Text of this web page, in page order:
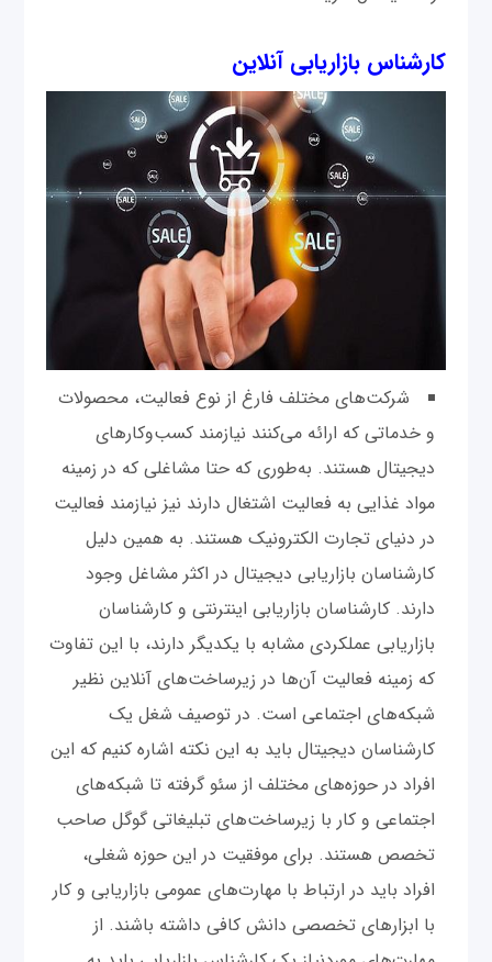
کارشناس بازاریابی آنلاین
‌شرکت‌های مختلف فارغ از نوع فعالیت، محصولات
و خدماتی که ارائه می‌کنند نیازمند کسب‌وکارهای
دیجیتال هستند. به‌طوری که حتا مشاغلی که در زمینه
مواد غذایی به فعالیت اشتغال دارند نیز نیازمند فعالیت
در دنیای تجارت الکترونیک هستند. به همین دلیل
کارشناسان بازاریابی دیجیتال در اکثر مشاغل وجود
دارند. کارشناسان بازاریابی اینترنتی و کارشناسان
بازاریابی عملکردی مشابه با یکدیگر دارند، با این تفاوت
که زمینه فعالیت‌ آن‌ها در زیرساخت‌های آنلاین نظیر
شبکه‌های اجتماعی است. در توصیف شغل یک
کارشناسان دیجیتال باید به این نکته اشاره کنیم که این
افراد در حوزه‌های مختلف از سئو گرفته تا شبکه‌های
اجتماعی و کار با زیرساخت‌های تبلیغاتی گوگل صاحب
تخصص هستند. برای موفقیت در این حوزه شغلی،
افراد باید در ارتباط با مهارت‌های عمومی بازاریابی و کار
با ابزارهای تخصصی دانش کافی داشته باشند. از